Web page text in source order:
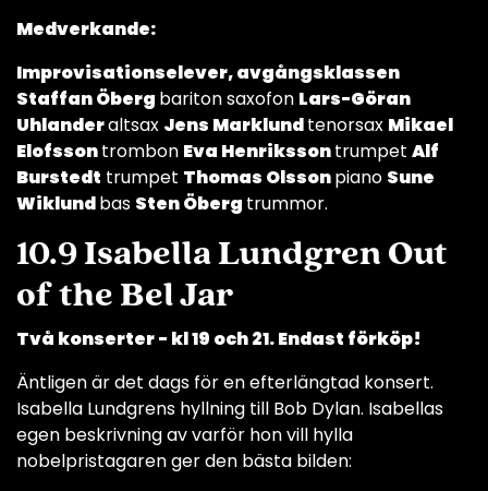
Medverkande:
Improvisationselever, avgångsklassen
Staffan Öberg bariton saxofon Lars-Göran
Uhlanderaltsax Jens Marklundtenorsax Mikael
Elofssontrombon Eva Henrikssontrumpet Alf
Burstedt trumpet Thomas Olssonpiano Sune
Wiklundbas Sten Öberg trummor.
10.9 Isabella Lundgren Out
of the Bel Jar
Två konserter - kl 19 och 21. Endast förköp!
Äntligen är det dags för en efterlängtad konsert.
Isabella Lundgrens hyllning till Bob Dylan. Isabellas
egen beskrivning av varför hon vill hylla
nobelpristagaren ger den bästa bilden: